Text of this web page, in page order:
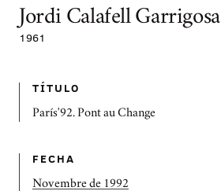
Jordi Calafell Garrigosa
1961
TÍTULO
París'92. Pont au Change
FECHA
Novembre de 1992